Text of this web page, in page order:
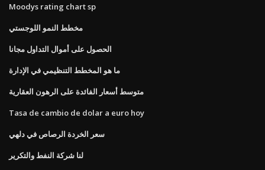
Moodys rating chart sp
مخطط النمو اللوجستي
الحصول على أموال التداول مجانا
ما هو المخطط التنظيمي في الإدارة
متوسط ​​أسعار الفائدة على الرهون العقارية
Tasa de cambio de dolar a euro hoy
سعر الخردة الرصاص في دلهي
لنا شركة النفط والتكرير